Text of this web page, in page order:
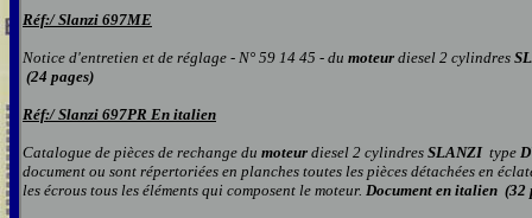
Réf:/Slanzi 697ME
Notice d'entretien et de réglage - N° 59 14 45 - du moteur diesel 2 cylindres
(24 pages)
Réf:/Slanzi 697PR En italien
Catalogue de pièces de rechange du moteur diesel 2 cylindres SLANZI type
document ou sont répertoriées en planches toutes les pièces détachées en
les écrous tous les éléments qui composent le moteur. Document en italien (32